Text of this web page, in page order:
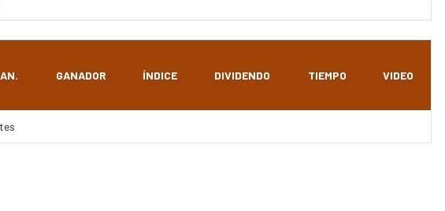
GANADOR ÍNDICE DIVIDENDO TIEMPO VIDEO